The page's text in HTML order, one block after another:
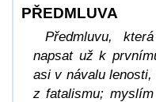
PŘEDMLUVA
Předmluvu,
napsat už k
asi v návalu
z fatalismu;